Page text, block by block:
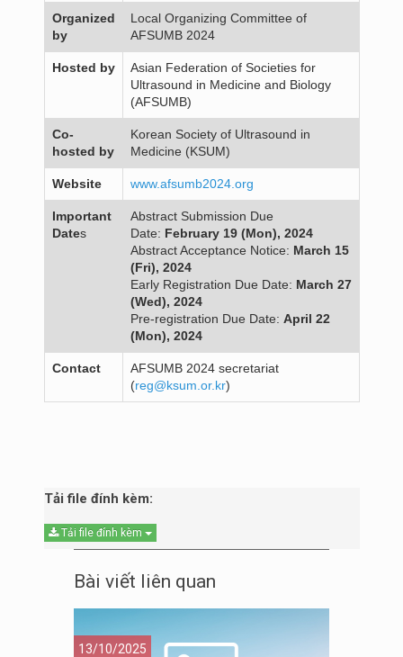
Organized
by
Local Organizing Committee of
AFSUMB 2024
Hosted by
Asian Federation of Societies for
Ultrasound in Medicine and Biology
(AFSUMB)
Co-
hosted by
Korean Society of Ultrasound in
Medicine (KSUM)
Website www.afsumb2024.org
Important
Dates
Abstract Submission Due
Date: February 19 (Mon), 2024
Abstract Acceptance Notice: March 15
(Fri), 2024
Early Registration Due Date: March 27
(Wed), 2024
Pre-registration Due Date: April 22
(Mon), 2024
Contact
AFSUMB 2024 secretariat
(reg@ksum.or.kr)
Tải file đính kèm:
Tải file đính kèm
Bài viết liên quan
13/10/2025